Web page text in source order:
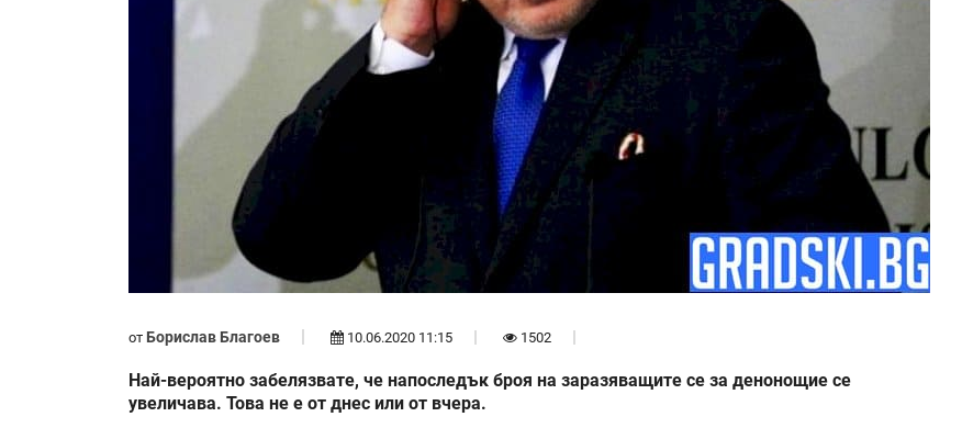
от Борислав Благоев 10.06.2020 11:15 1502
Най-вероятно забелязвате, че напоследък броя на заразяващите се за денонощие се
увеличава. Това не е от днес или от вчера.